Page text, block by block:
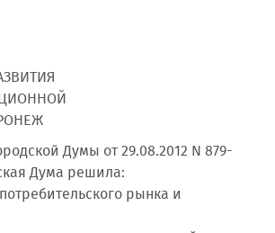
Думы от 29.08.2012 N 879-
Дума решила:
рынка и